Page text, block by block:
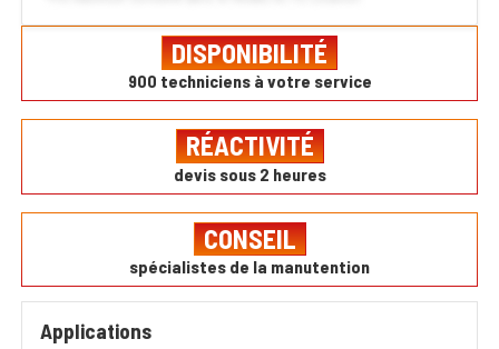
Applications
DISPONIBILITÉ
900 techniciens à votre service
RÉACTIVITÉ
devis sous 2 heures
CONSEIL
spécialistes de la manutention